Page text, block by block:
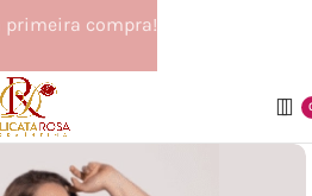
primeira compra!